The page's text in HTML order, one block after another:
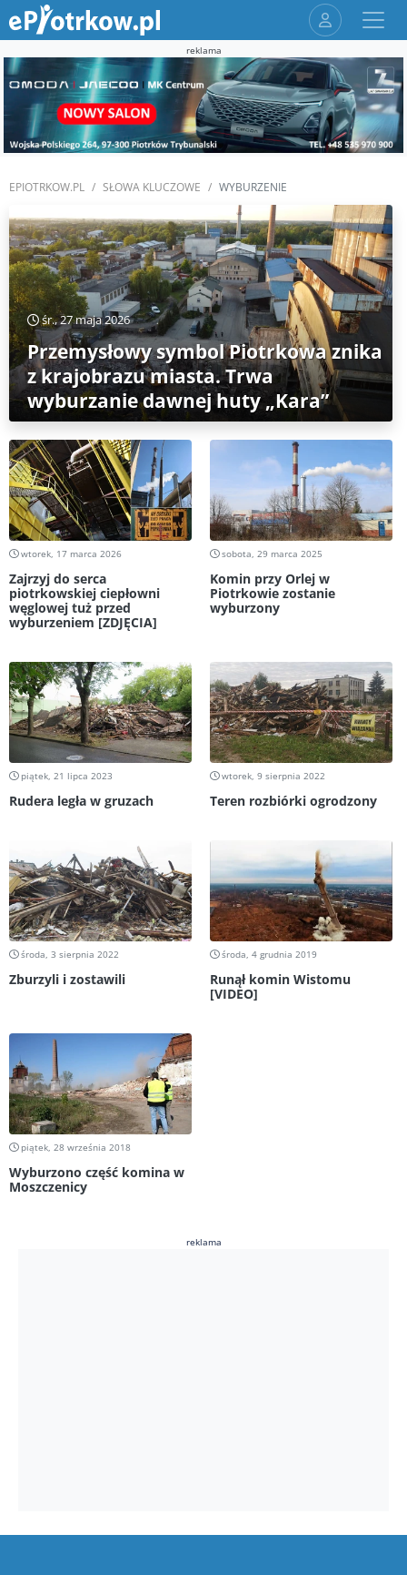
reklama
EPIOTRKOW.PL SŁOWA KLUCZOWE WYBURZENIE
śr., 27 maja 2026
Przemysłowy symbol Piotrkowa znika
z krajobrazu miasta. Trwa
wyburzanie dawnej huty „Kara”
wtorek, 17 marca 2026
Zajrzyj do serca
piotrkowskiej ciepłowni
węglowej tuż przed
wyburzeniem [ZDJĘCIA]
sobota, 29 marca 2025
Komin przy Orlej w
Piotrkowie zostanie
wyburzony
piątek, 21 lipca 2023
Rudera legła w gruzach
wtorek, 9 sierpnia 2022
Teren rozbiórki ogrodzony
środa, 3 sierpnia 2022
Zburzyli i zostawili
środa, 4 grudnia 2019
Runął komin Wistomu
[VIDEO]
piątek, 28 września 2018
Wyburzono część komina w
Moszczenicy
reklama